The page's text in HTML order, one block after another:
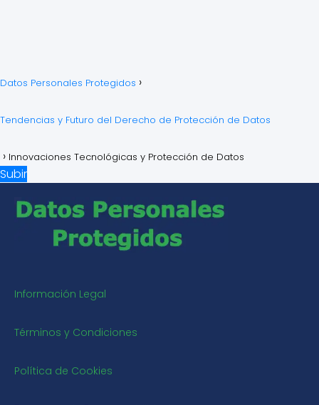
Datos Personales Protegidos
Tendencias y Futuro del Derecho de Protección de Datos
Innovaciones Tecnológicas y Protección de Datos
Subir
Información Legal
Términos y Condiciones
Política de Cookies